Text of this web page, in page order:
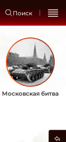
Поиск
Московская битва